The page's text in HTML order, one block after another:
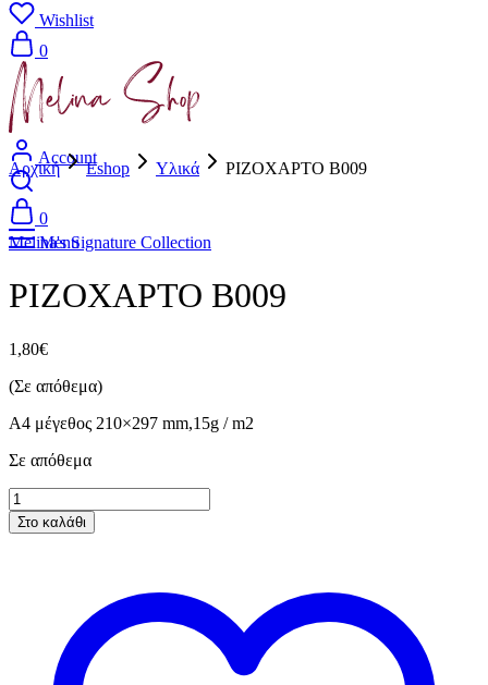
Wishlist
0
Account
0
Menu
Αρχική Eshop Υλικά ΡΙΖΟΧΑΡΤΟ B009
Melina's Signature Collection
ΡΙΖΟΧΑΡΤΟ B009
1,80€
(Σε απόθεμα)
A4 μέγεθος 210×297 mm,15g / m2
Σε απόθεμα
ΡΙΖΟΧΑΡΤΟ
B009
ποσότητα
Στο καλάθι